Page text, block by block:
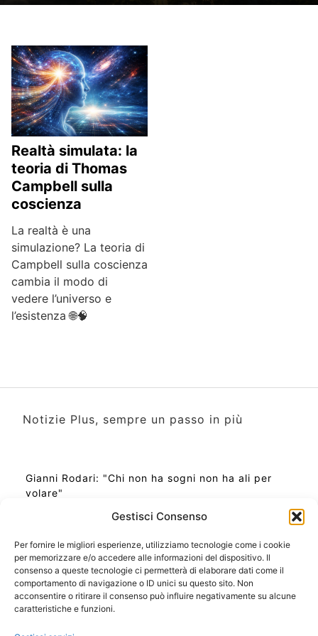
Gestisci Consenso
Per fornire le migliori esperienze, utilizziamo tecnologie come i cookie
per memorizzare e/o accedere alle informazioni del dispositivo. Il
consenso a queste tecnologie ci permetterà di elaborare dati come il
comportamento di navigazione o ID unici su questo sito. Non
acconsentire o ritirare il consenso può influire negativamente su alcune
caratteristiche e funzioni.
Realtà simulata: la
teoria di Thomas
Campbell sulla
coscienza
La realtà è una
simulazione? La teoria di
Campbell sulla coscienza
cambia il modo di
vedere l’universo e
l’esistenza 🌐🧠
Notizie Plus, sempre un passo in più
Gianni Rodari: "Chi non ha sogni non ha ali per
volare"
Ora Esatta in Italia in questo momento
Ti Senti Strano Ultimamente? Potrebbe Essere per
la Risonanza di Schumann
Come Sapere Se Stai Ascendendo alla Quinta